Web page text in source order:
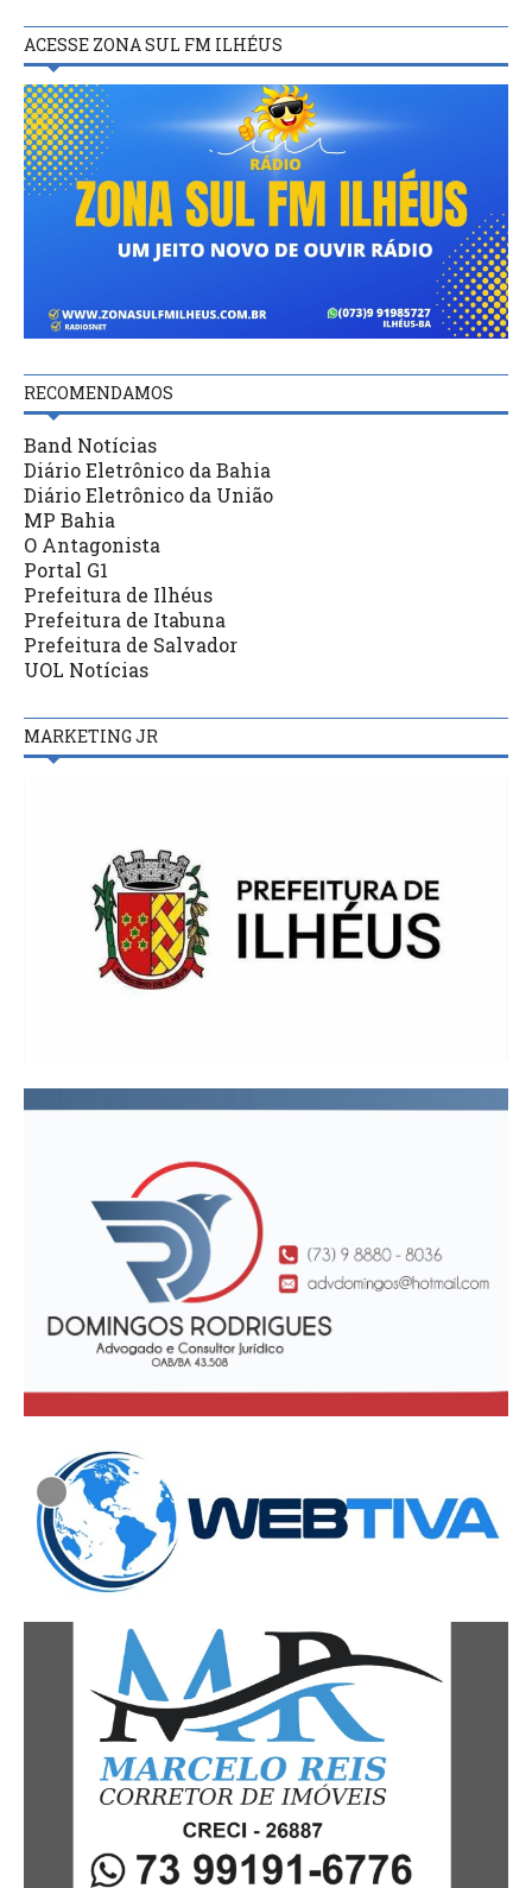
ACESSE ZONA SUL FM ILHÉUS
RECOMENDAMOS
Band Notícias
Diário Eletrônico da Bahia
Diário Eletrônico da União
MP Bahia
O Antagonista
Portal G1
Prefeitura de Ilhéus
Prefeitura de Itabuna
Prefeitura de Salvador
UOL Notícias
MARKETING JR